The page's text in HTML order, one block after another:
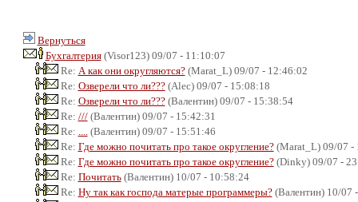
Вернуться
Бухгалтерия(Visor123) 09/07 - 11:10:07
Re: А как они округляются?(Marat_L) 09/07 - 12:46:02
Re: Озверели что ли???(Alec) 09/07 - 15:08:18
Re: Озверели что ли???(Валентин) 09/07 - 15:38:54
Re: ///(Валентин) 09/07 - 15:42:31
Re:
(Валентин) 09/07 - 15:51:46
Re: Где можно почитать про такое округление?(Marat_L) 09/07 -
Re: Где можно почитать про такое округление?(Dinky) 09/07 -
Re: Почитать(Валентин) 10/07 - 10:58:24
Re: Ну так как господа матерые программеры?(Валентин) 10/07